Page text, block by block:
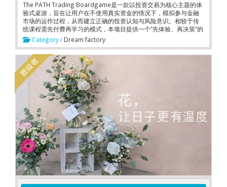
The PATH Trading Boardgame是一款以投资交易为核心主题的体
验式桌游，旨在让用户在不使用真实资金的情况下，模拟参与金融
市场的运作过程，从而建立正确的投资认知与风险意识。相较于传
统课程需先付费再学习的模式，本项目提供一个“先体验、再决策”的
路径，让用户在进入真实市场或报名课程之前，先了解自身是否适
合从事投资交易
Category / Dream factory